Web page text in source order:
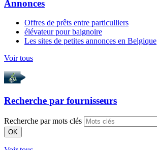
Annonces
Offres de prêts entre particulliers
élévateur pour baignoire
Les sites de petites annonces en Belgique
Voir tous
Recherche par fournisseurs
Recherche par mots clés
OK